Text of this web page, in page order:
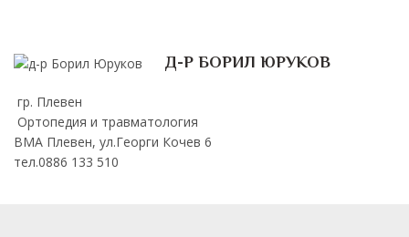
Д-Р БОРИЛ ЮРУКОВ
гр. Плевен
Ортопедия и травматология
ВМА Плевен, ул.Георги Кочев 6
тел.0886 133 510